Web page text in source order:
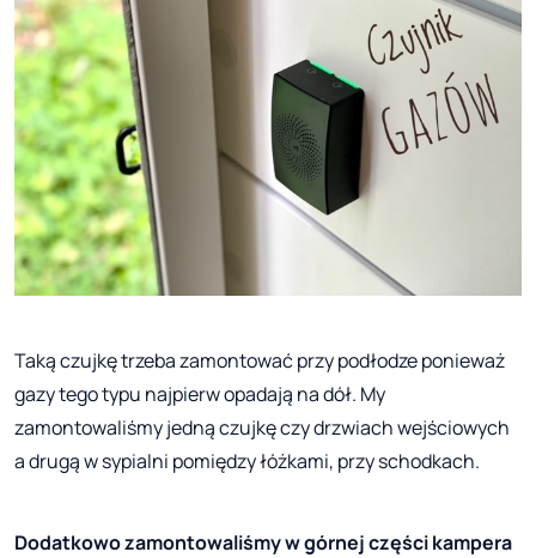
Taką czujkę trzeba zamontować przy podłodze ponieważ
gazy tego typu najpierw opadają na dół. My
zamontowaliśmy jedną czujkę czy drzwiach wejściowych
a drugą w sypialni pomiędzy łóżkami, przy schodkach.
Dodatkowo zamontowaliśmy w górnej części kampera